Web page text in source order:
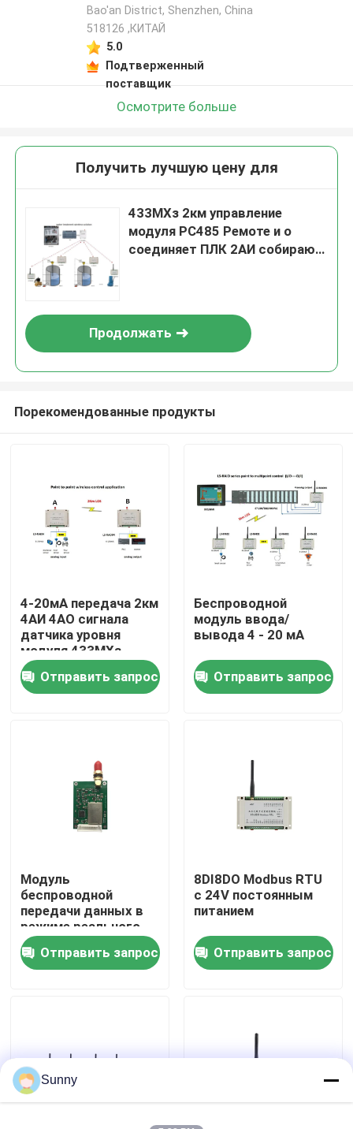
Домой
Видеозаписи
Экскурсия по заводу
Контроль качества
Свяжитесь с нами
Случаи
Bao'an District, Shenzhen, China
518126 ,КИТАЙ
5.0
Подтверженный
поставщик
Осмотрите больше
Получить лучшую цену для
433МХз 2км управление
модуля РС485 Ремоте и о
соединяет ПЛК 2АИ собирают
Продолжать
Порекомендованные продукты
4-20мА передача 2км
4АИ 4АО сигнала
датчика уровня
модуля 433МХз
радиотелеграфа и о
беспроводная
Отправить запрос
Беспроводной
модуль ввода/
вывода 4 - 20 мА
Отправить запрос
Модуль
беспроводной
передачи данных в
режиме реального
времени с
интерфейсом RS485
Отправить запрос
8DI8DO Modbus RTU
с 24V постоянным
питанием
Отправить запрос
Sunny